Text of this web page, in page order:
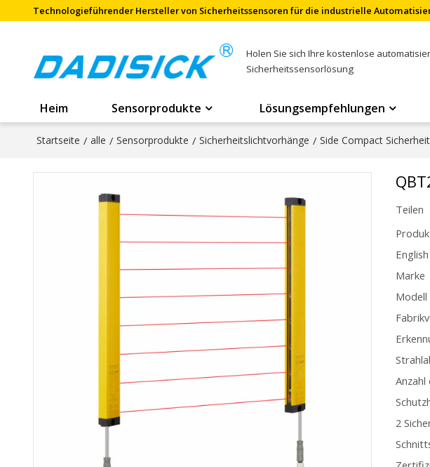
Technologieführender Hersteller von Sicherheitssensoren für die industrielle
Holen Sie sich Ihre kostenlose
Sicherheitssensorlösung
Heim Sensorprodukte Lösungsempfehlungen
Startseite / alle / Sensorprodukte / Sicherheitslichtvorhänge / Side Compact
Teilen
Marke
Modell
Anzahl
2